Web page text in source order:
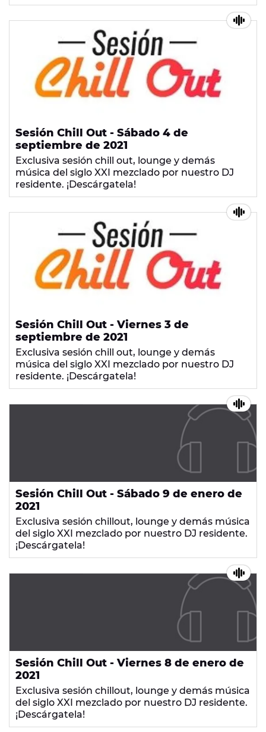
Sesión Chill Out - Sábado 4 de
septiembre de 2021
Exclusiva sesión chill out, lounge y demás
música del siglo XXI mezclado por nuestro DJ
residente. ¡Descárgatela!
Sesión Chill Out - Viernes 3 de
septiembre de 2021
Exclusiva sesión chill out, lounge y demás
música del siglo XXI mezclado por nuestro DJ
residente. ¡Descárgatela!
Sesión Chill Out - Sábado 9 de enero de
2021
Exclusiva sesión chillout, lounge y demás música
del siglo XXI mezclado por nuestro DJ residente.
¡Descárgatela!
Sesión Chill Out - Viernes 8 de enero de
2021
Exclusiva sesión chillout, lounge y demás música
del siglo XXI mezclado por nuestro DJ residente.
¡Descárgatela!